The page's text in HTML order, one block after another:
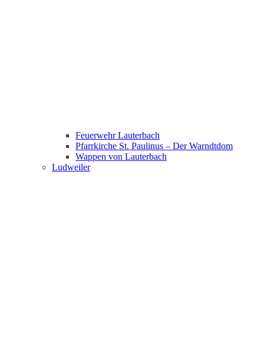
Feuerwehr Lauterbach
Pfarrkirche St. Paulinus – Der Warndtdom
Wappen von Lauterbach
Ludweiler